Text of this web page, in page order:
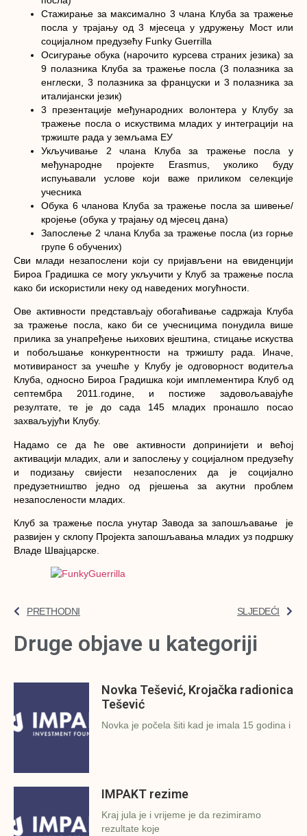
Стажирање за максимално 3 члана Клуба за тражење
посла у трајању од 3 мјесеца у удружењу Мост или
социјалном предузећу Funky Guerrilla
Осигурање обука (нарочито курсева страних језика) за
9 полазника Клуба за тражење посла (3 полазника за
енглески, 3 полазника за француски и 3 полазника за
италијански језик)
3 презентације међународних волонтера у Клубу за
тражење посла о искуствима младих у интеграцији на
тржиште рада у земљама ЕУ
Укључивање 2 члана Клуба за тражење посла у
међународне пројекте Еrasmus, уколико буду
испуњавали услове који важе приликом селекције
учесника
Обука 6 чланова Клуба за тражење посла за шивење/
кројење (обука у трајању од мјесец дана)
Запослење 2 члана Клуба за тражење посла (из горње
групе 6 обучених)
Сви млади незапослени који су пријављени на евиденцији
Бироа Градишка се могу укључити у Клуб за тражење посла
како би искористили неку од наведених могућности.
Ове активности представљају обогаћивање садржаја Клуба
за тражење посла, како би се учесницима понудила више
прилика за унапређење њихових вјештина, стицање искуства
и побољшање конкурентности на тржишту рада. Иначе,
мотивираност за учешће у Клубу је одговорност водитеља
Клуба, односно Бироа Градишка који имплементира Клуб од
септембра 2011.године, и постиже задовољавајуће
резултате, те је до сада 145 младих пронашло посао
захваљујући Клубу.
Надамо се да ће ове активности допринијети и већој
активацији младих, али и запослењу у социјалном предузећу
и подизању свијести незапослених да је социјално
предузетништво једно од рјешења за акутни проблем
незапослености младих.
Клуб за тражење посла унутар Завода за запошљавање је
развијен у склопу Пројекта запошљавања младих уз подршку
Владе Швајцарске.
PRETHODNI SLJEDEĆI
Druge objave u kategoriji
Novka Tešević, Krojačka radionica
Tešević
Novka je počela šiti kad je imala 15 godina i
IMPAKT rezime
Kraj jula je i vrijeme je da rezimiramo
rezultate koje